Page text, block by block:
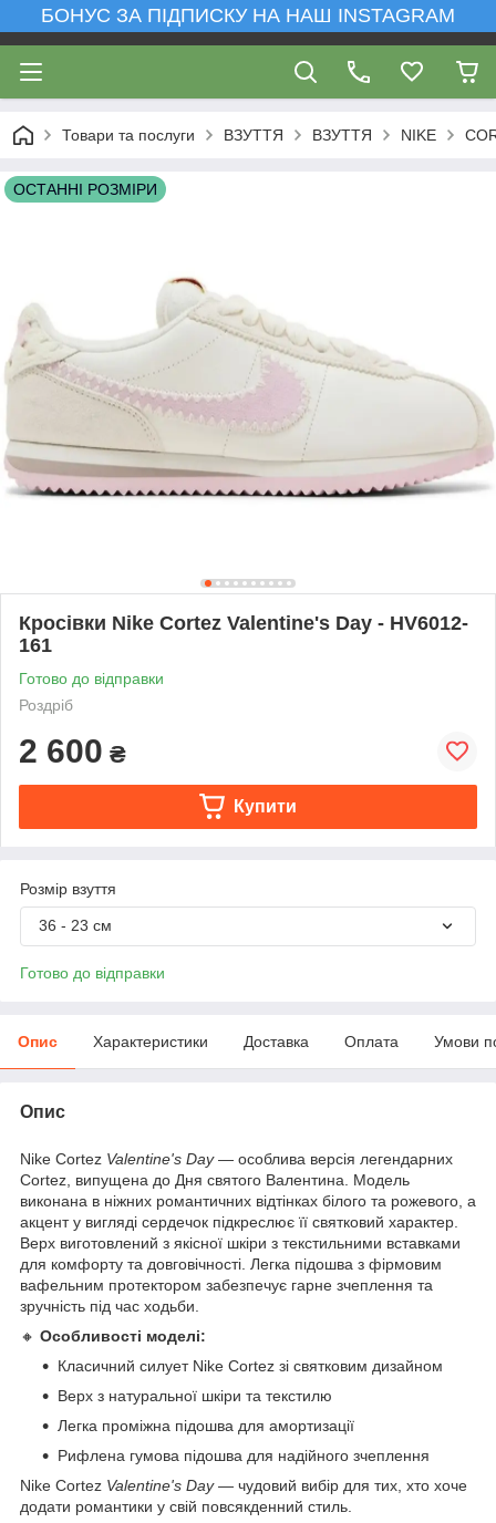
БОНУС ЗА ПІДПИСКУ НА НАШ INSTAGRAM
Товари та послуги ВЗУТТЯ ВЗУТТЯ NIKE
ОСТАННІ РОЗМІРИ
Кросівки Nike Cortez Valentine's Day - HV6012-
161
Готово до відправки
Роздріб
2 600 ₴
Купити
Розмір взуття
36 - 23 см
Готово до відправки
Опис Характеристики Доставка Оплата Умови
Опис
Nike Cortez Valentine's Day— особлива версія легендарних
Cortez, випущена до Дня святого Валентина. Модель
виконана в ніжних романтичних відтінках білого та рожевого, а
акцент у вигляді сердечок підкреслює її святковий характер.
Верх виготовлений з якісної шкіри з текстильними вставками
для комфорту та довговічності. Легка підошва з фірмовим
вафельним протектором забезпечує гарне зчеплення та
зручність під час ходьби.
🔸 Особливості моделі:
Класичний силует Nike Cortez зі святковим дизайном
Верх з натуральної шкіри та текстилю
Легка проміжна підошва для амортизації
Рифлена гумова підошва для надійного зчеплення
Nike Cortez Valentine's Day— чудовий вибір для тих, хто хоче
додати романтики у свій повсякденний стиль.